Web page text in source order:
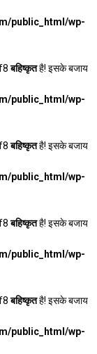
public_html/wp-
बहिष्कृतहै! इसके बजाय
public_html/wp-
बहिष्कृतहै! इसके बजाय
public_html/wp-
बहिष्कृतहै! इसके बजाय
public_html/wp-
बहिष्कृतहै! इसके बजाय
public_html/wp-